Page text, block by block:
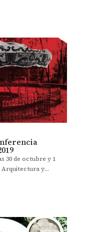
30 de octubre y 1
Arquitectura y